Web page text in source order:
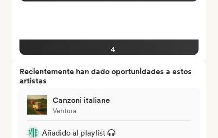
4
Recientemente han dado oportunidades a estos
artistas
Canzoni italiane
Ventura
Añadido al playlist